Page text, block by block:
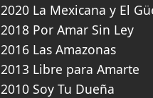
2020 La Mexicana y El
2018 Por Amar Sin Ley
2016 Las Amazonas
2013 Libre para Amarte
2010 Soy Tu Dueña